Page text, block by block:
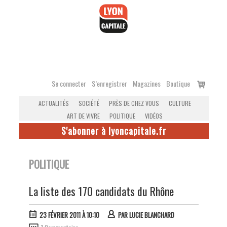
Se connecter S’enregistrer Magazines Boutique
Voir
ACTUALITÉS SOCIÉTÉ PRÈS DE CHEZ VOUS
CULTURE
ART DE VIVRE
POLITIQUE VIDÉOS
S'abonner à lyoncapitale.fr
POLITIQUE
La liste des 170 candidats du Rhône
23 FÉVRIER 2011 À 10:10 PARLUCIE BLANCHARD